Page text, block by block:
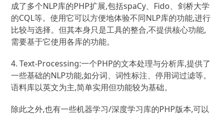
成了多个NLP库的PHP扩展,包括spaCy、Fido、剑桥大学
的CQL等。使用它可以方便地体验不同NLP库的功能,进行
比较与选择。但其本身只是工具的整合,不提供核心功能,
需要基于它使用各库的功能。
4. Text-Processing:一个PHP的文本处理与分析库,提供了
一些基础的NLP功能,如分词、词性标注、停用词过滤等。
语料库以英文为主,简单实用但功能较为基础。
除此之外,也有一些机器学习/深度学习库的PHP版本,可以